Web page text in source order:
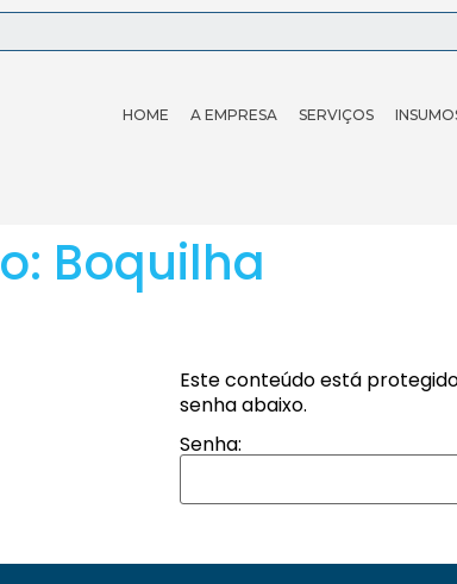
HOME A EMPRESA SERVIÇOS
Boquilha
Este conteúdo está
senha abaixo.
Senha: